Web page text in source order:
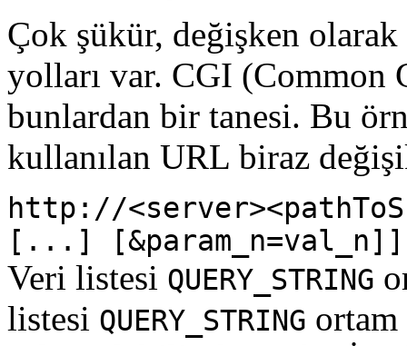
Çok şükür, değişken
yolları var. CGI (Common
bunlardan bir tanesi. Bu
kullanılan URL biraz
http://
[...] [&param_n=val_n]]
Veri listesi QUERY_STRING
listesi QUERY_STRING